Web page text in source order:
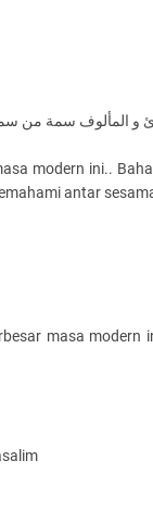
modern ini..
antar
masa modern